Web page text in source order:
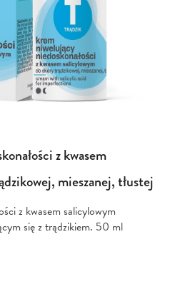
z kwasem
mieszanej, tłustej
z kwasem salicylowym
się z trądzikiem. 50 ml